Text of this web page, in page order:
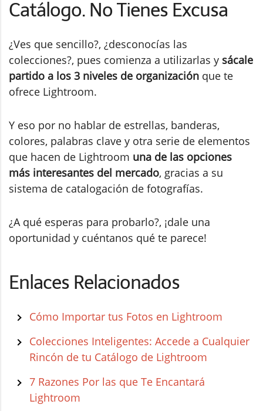
Catálogo. No Tienes Excusa
¿Ves que sencillo?, ¿desconocías las
colecciones?, pues comienza a utilizarlas y sácale
partido a los 3 niveles de organización que te
ofrece Lightroom.
Y eso por no hablar de estrellas, banderas,
colores, palabras clave y otra serie de elementos
que hacen de Lightroom una de las opciones
más interesantes del mercado, gracias a su
sistema de catalogación de fotografías.
¿A qué esperas para probarlo?, ¡dale una
oportunidad y cuéntanos qué te parece!
Enlaces Relacionados
Cómo Importar tus Fotos en Lightroom
Colecciones Inteligentes: Accede a Cualquier
Rincón de tu Catálogo de Lightroom
7 Razones Por las que Te Encantará
Lightroom